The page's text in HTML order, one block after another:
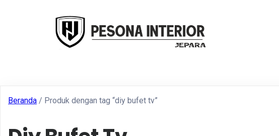
Beranda / Produk dengan tag “diy bufet tv”